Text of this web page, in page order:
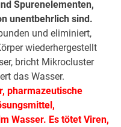
Spurenelementen,
unentbehrlich sind.
und eliminiert,
wiederhergestellt
bricht Mikrocluster
das Wasser.
pharmazeutische
Wasser. Es tötet Viren,